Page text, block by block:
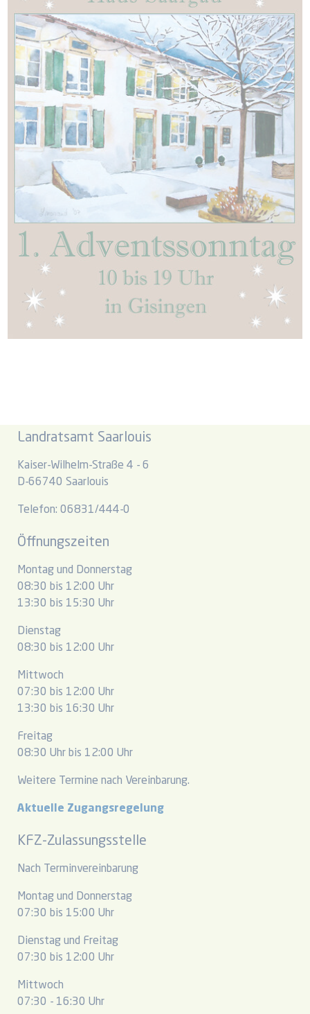
Landratsamt Saarlouis
Kaiser-Wilhelm-Straße 4 - 6
D-66740 Saarlouis
Telefon: 06831/444-0
Öffnungszeiten
Montag und Donnerstag
08:30 bis 12:00 Uhr
13:30 bis 15:30 Uhr
Dienstag
08:30 bis 12:00 Uhr
Mittwoch
07:30 bis 12:00 Uhr
13:30 bis 16:30 Uhr
Freitag
08:30 Uhr bis 12:00 Uhr
Weitere Termine nach Vereinbarung.
Aktuelle Zugangsregelung
KFZ-Zulassungsstelle
Nach Terminvereinbarung
Montag und Donnerstag
07:30 bis 15:00 Uhr
Dienstag und Freitag
07:30 bis 12:00 Uhr
Mittwoch
07:30 - 16:30 Uhr